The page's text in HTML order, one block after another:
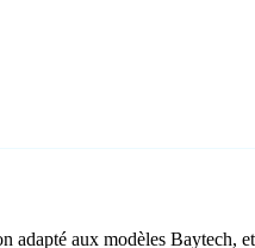
adapté aux modèles